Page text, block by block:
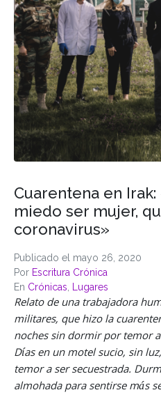
Publicado el mayo 26, 2020
Por Escritura Crónica
En Crónicas Lugares
Cuarentena en
miedo ser mujer,
coronavirus»
Relato de una trabajadora
militares, que hizo la
noches sin dormir por temor
Días en un motel sucio, sin
temor a ser secuestrada.
almohada para sentirse más